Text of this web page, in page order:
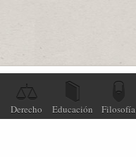
Derecho Educación Filosofía